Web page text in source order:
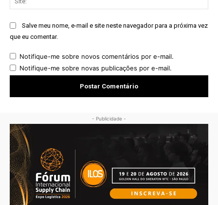
Salve meu nome, e-mail e site neste navegador para a próxima vez
que eu comentar.
Notifique-me sobre novos comentários por e-mail.
Notifique-me sobre novas publicações por e-mail.
- Publicidade -